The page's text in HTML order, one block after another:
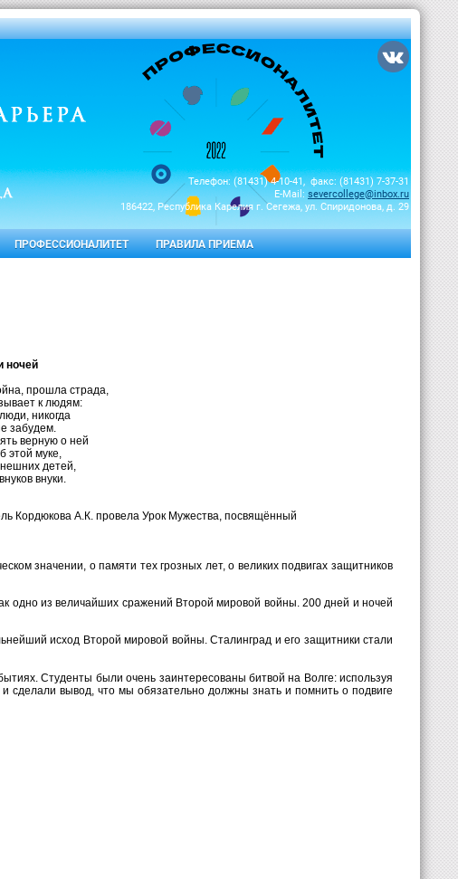
Телефон: (81431) 4-10-41, факс: (81431) 7-37-31
E-Mail: severcollege@inbox.ru
186422, Республика Карелия г. Сегежа, ул. Спиридонова, д. 29
ПРОФЕССИОНАЛИТЕТ ПРАВИЛА ПРИЕМА
ночей
страда,
к людям:
никогда
о ней
муке,
детей,
внуки.
Кордюкова А.К. провела Урок Мужества, посвящённый
значении, о памяти тех грозных лет, о великих подвигах защитников
из величайших сражений Второй мировой войны. 200 дней и ночей
исход Второй мировой войны. Сталинград и его защитники стали
Студенты были очень заинтересованы битвой на Волге: используя
сделали вывод, что мы обязательно должны знать и помнить о подвиге